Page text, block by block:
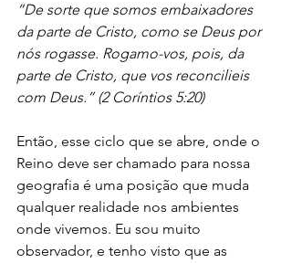
“De sorte que somos embaixadores
da parte de Cristo, como se Deus por
nós rogasse. Rogamo-vos, pois, da
parte de Cristo, que vos reconcilieis
com Deus.” (2 Coríntios 5:20)
Então, esse ciclo que se abre, onde o
Reino deve ser chamado para nossa
geografia é uma posição que muda
qualquer realidade nos ambientes
onde vivemos. Eu sou muito
observador, e tenho visto que as